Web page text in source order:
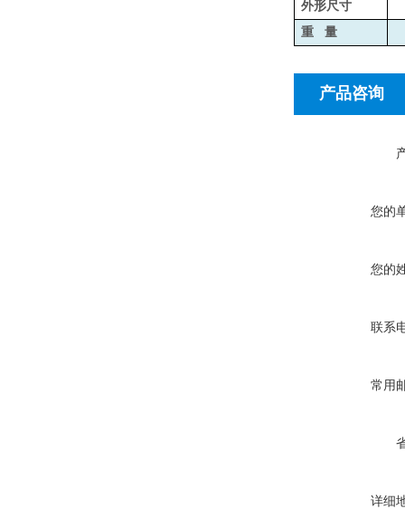
外形尺寸
重 量
产品咨询
您的
您的
联系
常用
详细